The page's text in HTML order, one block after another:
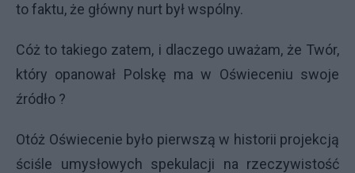
to faktu, że główny nurt był wspólny.
Cóż to takiego zatem, i dlaczego uważam, że Twór,
który opanował Polskę ma w Oświeceniu swoje
źródło ?
Otóż Oświecenie było pierwszą w historii projekcją
ściśle umysłowych spekulacji na rzeczywistość